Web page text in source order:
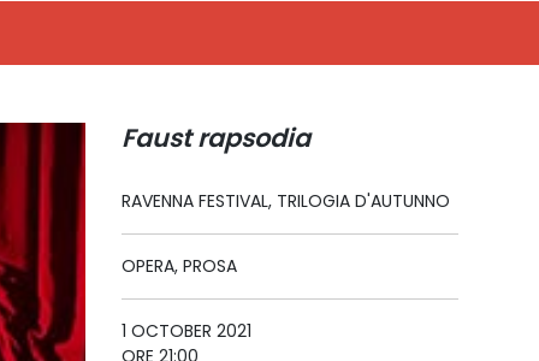
Faust rapsodia
RAVENNA FESTIVAL, TRILOGIA D'AUTUNNO
OPERA, PROSA
1 OCTOBER 2021
ORE 21:00